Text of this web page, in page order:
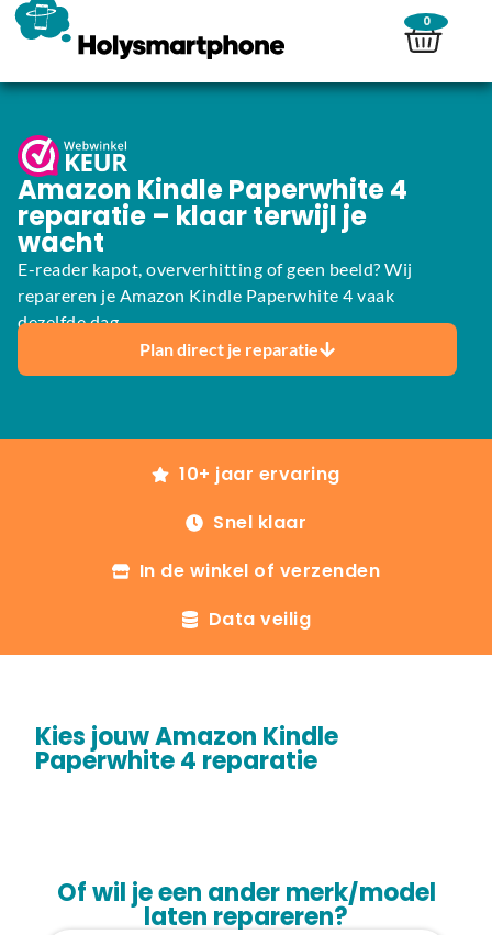
0
Amazon Kindle Paperwhite 4
reparatie – klaar terwijl je
wacht
E-reader kapot, oververhitting of geen beeld? Wij
repareren je Amazon Kindle Paperwhite 4 vaak
dezelfde dag.
Plan direct je reparatie
10+ jaar ervaring
Snel klaar
In de winkel of verzenden
Data veilig
Kies jouw Amazon Kindle
Paperwhite 4 reparatie
Of wil je een ander merk/model
laten repareren?